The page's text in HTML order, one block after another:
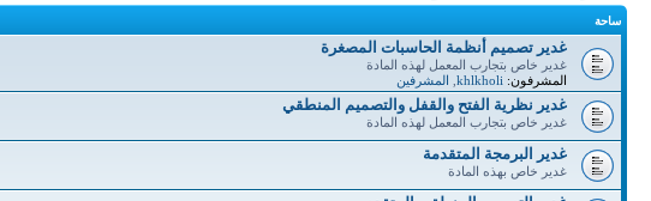
ساحة
غدير تصميم أنظمة الحاسبات المصغرة
غدير خاص بتجارب المعمل لهذه المادة
المشرفون: khlkholi المشرفين
غدير نظرية الفتح والقفل والتصميم المنطقي
غدير خاص بتجارب المعمل لهذه المادة
غدير البرمجة المتقدمة
غدير خاص بهذه المادة